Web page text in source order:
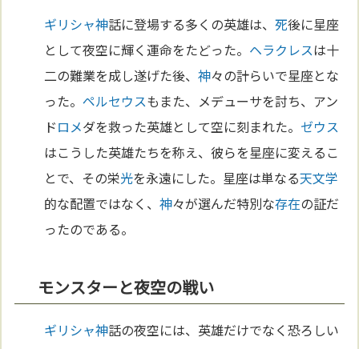
ギリシャ神話に登場する多くの英雄は、死後に星座
として夜空に輝く運命をたどった。 ヘラクレスは十
二の難業を成し遂げた後、神々の計らいで星座とな
った。ペルセウスもまた、メデューサを討ち、アン
ドロメダを救った英雄として空に刻まれた。 ゼウス
はこうした英雄たちを称え、彼らを星座に変えるこ
とで、その栄光を永遠にした。星座は単なる天文学
的な配置ではなく、神々が選んだ特別な存在の証だ
ったのである。
モンスターと夜空の戦い
ギリシャ神話の夜空には、英雄だけでなく恐ろしい